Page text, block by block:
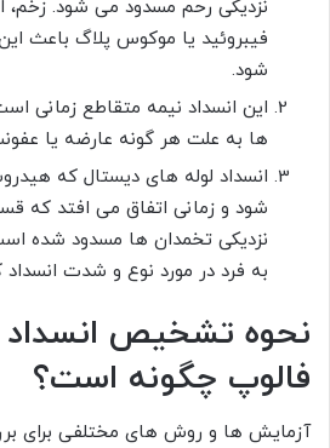
نزدیکی رحم مسدود می شود. زخم،
فیبروئید یا موکوس پلاگ باعث
شود.
این انسداد نیمه متقاطع زمانی
ها به علت هر گونه عارضه یا
انسداد لوله های دیستال که
شود و زمانی اتفاق می افتد که
نزدیکی تخمدان ها مسدود
به فرد در مورد نوع و شدت
نحوه تشخیص انسداد
فالوپ چگونه است؟
آزمایش ها و روش های مختلفی برای